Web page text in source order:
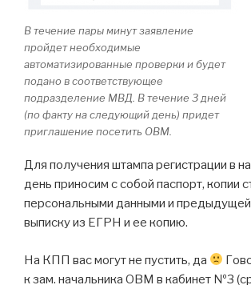
В течение пары минут заявление
пройдет необходимые
автоматизированные проверки и будет
подано в соответствующее
подразделение МВД. В течение 3 дней
(по факту на следующий день) придет
приглашение посетить ОВМ.
Для получения штампа регистрации в
день приносим с собой паспорт, копии
персональными данными и предыдущей
выписку из ЕГРН и ее копию.
На КПП вас могут не пустить, да
к зам. начальника ОВМ в кабинет №3